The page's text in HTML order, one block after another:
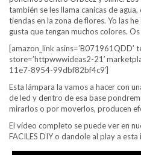
también se les llama canicas de
tiendas en la zona de flores. Yo las
gusta que tengan muchos colores.
[amazon_link asins=’B071961QDD’
store=’httpwwwideas2-21′
11e7-8954-99dbf82bf4c9′]
Esta lámpara la vamos a hacer con
de led y dentro de esa base
mirarlos o por moverlos, producen
El vídeo completo se puede ver en
FACILES DIY o dandole al play a esta